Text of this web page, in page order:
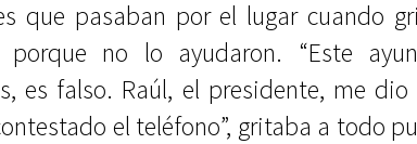
que pasaban por el lugar cuando
porque no lo ayudaron. “Este
es falso. Raúl, el presidente, me
el teléfono”, gritaba a todo